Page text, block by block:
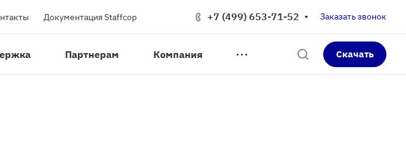
Документация Staffcop +7 (499) 653-71-52 Заказать звонок
Партнерам Компания Скачать